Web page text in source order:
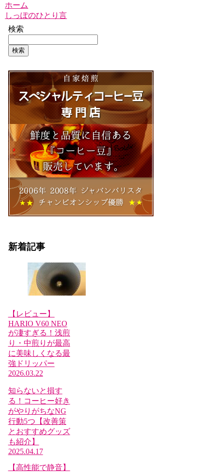
ホーム
しっぽのひとり言
検索
検索
新着記事
【レビュー】
HARIO V60 NEO
が凄すぎる！浅煎
り・中煎りが最高
に美味しくなる最
強ドリッパー
2026.03.22
知らないと損す
る！コーヒー好き
がやりがちなNG
行動5つ【改善策
とおすすめグッズ
も紹介】
2025.04.17
【高性能で静音】